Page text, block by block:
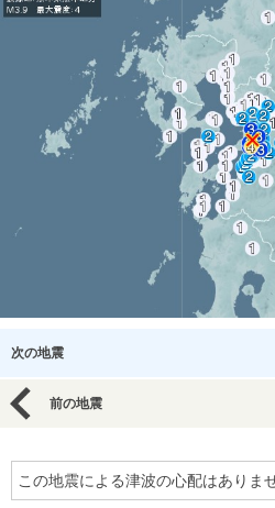
次の地震
前の地震
この地震による津波の心配はありませ